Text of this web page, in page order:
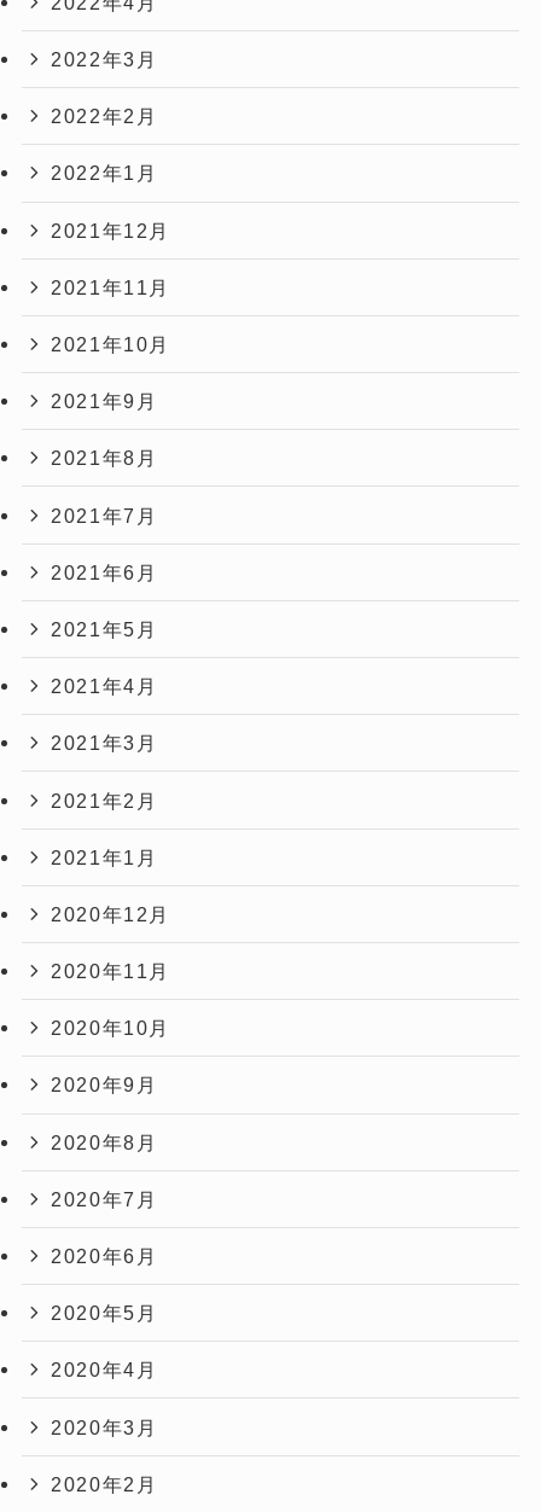
2022年3月
2022年2月
2022年1月
2021年12月
2021年11月
2021年10月
2021年9月
2021年8月
2021年7月
2021年6月
2021年5月
2021年4月
2021年3月
2021年2月
2021年1月
2020年12月
2020年11月
2020年10月
2020年9月
2020年8月
2020年7月
2020年6月
2020年5月
2020年4月
2020年3月
2020年2月